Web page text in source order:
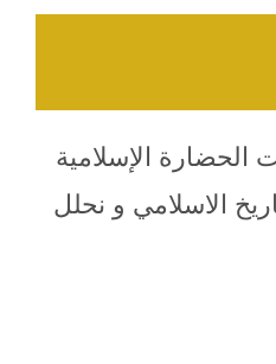
الحضارة الإسلامية
الاسلامي و نحلل